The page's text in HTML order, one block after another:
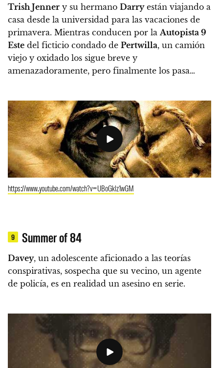
Trish Jenner y su hermano Darryestán viajando a
casa desde la universidad para las vacaciones de
primavera. Mientras conducen por la Autopista 9
Este del ficticio condado de Pertwilla, un camión
viejo y oxidado los sigue breve y
amenazadoramente, pero finalmente los pasa…
https://www.youtube.com/watch?v=UBoGklz1wGM
9 Summer of 84
Davey, un adolescente aficionado a las teorías
conspirativas, sospecha que su vecino, un agente
de policía, es en realidad un asesino en serie.